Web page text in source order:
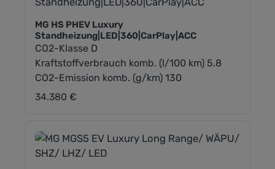
MG HS PHEV Luxury
Standheizung|LED|360|CarPlay|ACC
CO2-Klasse D
Kraftstoffverbrauch komb. (l/100 km) 5.8
CO2-Emission komb. (g/km) 130
Regulärer Preis:
34.380 €